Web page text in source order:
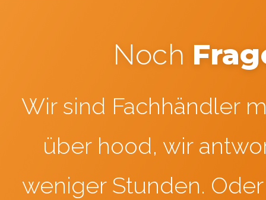
Noch
Wir sind Fachhändler
über hood, wir
weniger Stunden.